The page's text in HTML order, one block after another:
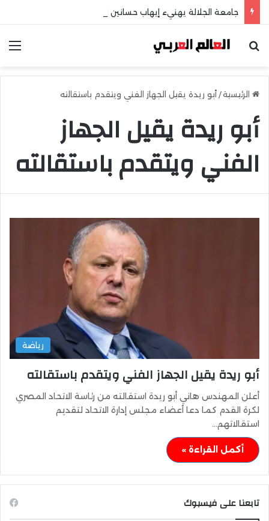
بحث عن
الرئيسية/ أبو ريدة يقيل الجهاز الفني ويتقدم باستقالته
أبو ريدة يقيل الجهاز
الفني ويتقدم باستقالته
رياضة
أبو ريدة يقيل الجهاز الفني ويتقدم باستقالته
أعلن المهندس هاني أبو ريدة استقالته من رئاسة الاتحاد المصري
لكرة القدم كما دعا أعضاء مجلس إدارة الاتحاد لتقديم
استقالاتهم…
أكمل القراءة »
تابعنا على فيسبوك